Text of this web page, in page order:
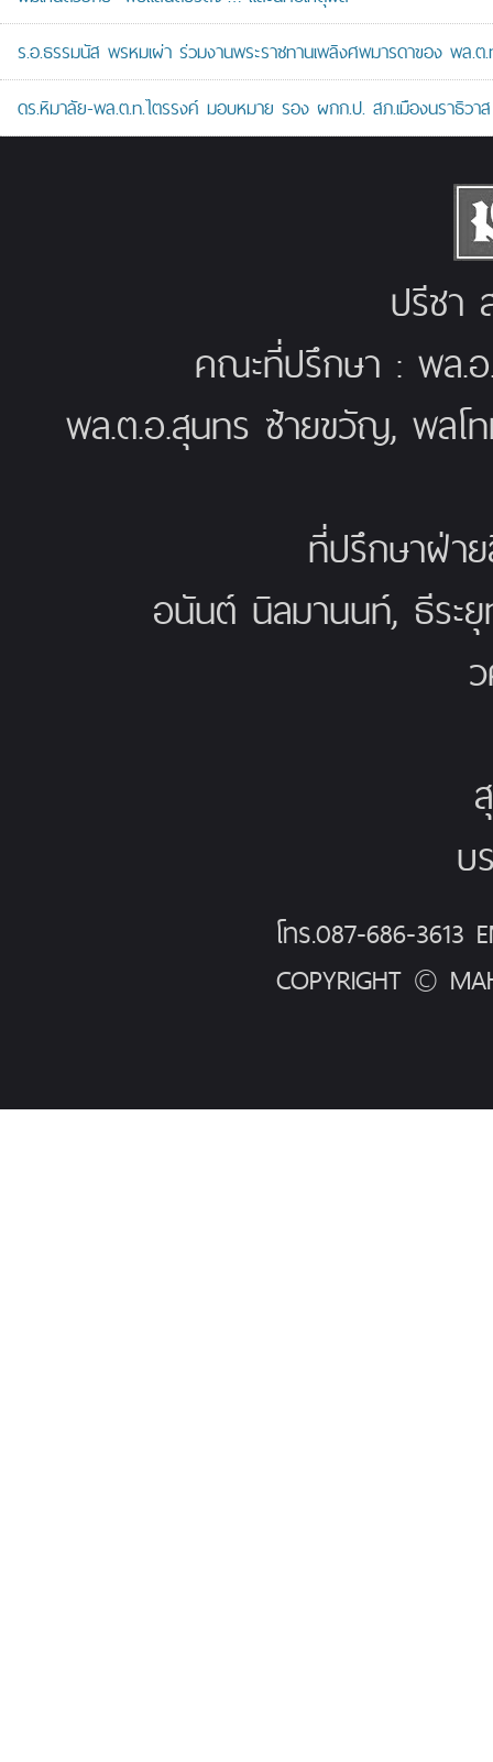
ร.อ.ธรรมนัส พรหมเผ่า ร่วมงานพระราชทานเพลิงศพมารดาของ พล.
ดร.หิมาลัย-พล.ต.ท.ไตรรงค์ มอบหมาย รอง ผกก.ป. สภ.เมืองนราธิว
ปรีชา
คณะที่ปรึกษา : พล.
พล.ต.อ.สุนทร ซ้ายขวัญ, พล
ที่ปรึกษาฝ่า
อนันต์ นิลมานนท์, ธีร
บ
โทร.087-686-3613
COPYRIGHT ©